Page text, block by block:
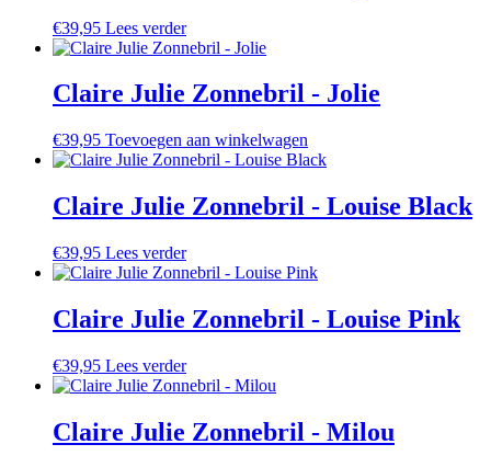
€39,95 Lees verder
Claire Julie Zonnebril - Jolie
€39,95 Toevoegen aan winkelwagen
Claire Julie Zonnebril - Louise Black
€39,95 Lees verder
Claire Julie Zonnebril - Louise Pink
€39,95 Lees verder
Claire Julie Zonnebril - Milou